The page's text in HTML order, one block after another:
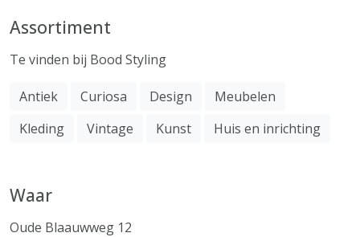
Assortiment
Te vinden bij Bood Styling
Antiek Curiosa Design
Meubelen
Kleding
Vintage Kunst Huis en inrichting
Waar
Oude Blaauwweg 12